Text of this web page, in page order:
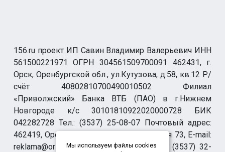
156.ru проект ИП Савин Владимир Валерьевич ИНН
561500221971 ОГРН 304561509700091 462431, г.
Орск, Оренбургской обл., ул.Кутузова, д.58, кв.12 Р/
счёт 40802810700490010502 Филиал
«Приволжский» Банка ВТБ (ПАО) в г.Нижнем
Новгороде к/с 30101810922020000728 БИК
042282728 Тел.: (3537) 25-08-07 Почтовый адрес:
462419, Оренбургская обл., г. Орск-19 а/я 73, E-mail:
reklama@orsk.ru ТЕЛЕФОН МОДЕРАЦИИ (3537) 32-
Мы используем файлы cookies